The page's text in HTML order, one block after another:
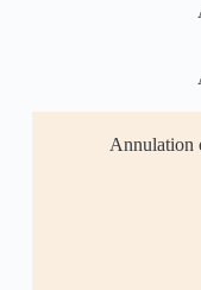
Annulation